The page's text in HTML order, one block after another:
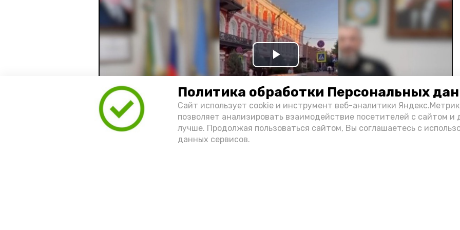
Политика обработки Персональных
Сайт использует cookie и инструмент веб-аналитики
позволяет анализировать взаимодействие посетителей с сайтом и
лучше. Продолжая пользоваться сайтом, Вы соглашаетесь с
данных сервисов.
Play
Video